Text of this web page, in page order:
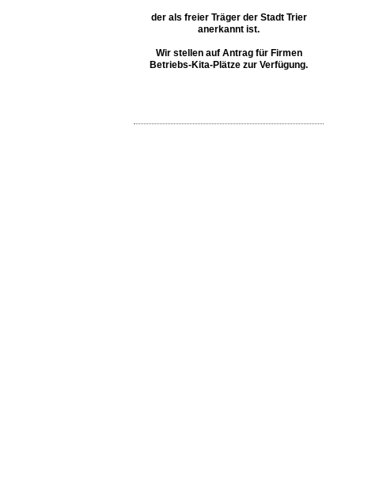
der als freier Träger der Stadt Trier
anerkannt ist.
Wir stellen auf Antrag für Firmen
Betriebs-Kita-Plätze zur Verfügung.